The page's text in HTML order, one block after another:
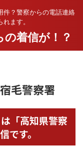
件？警察からの電話連絡
ます。
着信が！？
毛警察署
「高知県警察
です。